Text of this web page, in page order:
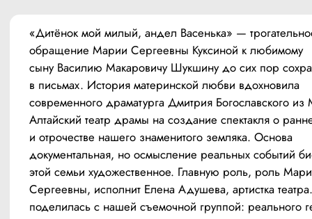
«Дитёнок мой милый, андел Васенька» —
обращение Марии Сергеевны Куксиной к любимому
сыну Василию Макаровичу Шукшину до сих пор
в письмах. История материнской любви вдохновила
современного драматурга Дмитрия Богославского из
Алтайский театр драмы на создание спектакля о
и отрочестве нашего знаменитого земляка. Основа
документальная, но осмысление реальных событий
этой семьи художественное. Главную роль, роль
Сергеевны, исполнит Елена Адушева, артистка
поделилась с нашей съемочной группой: реального